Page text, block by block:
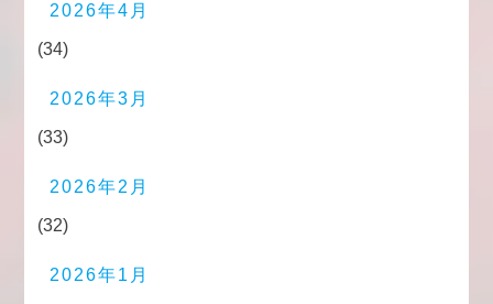
2026年4月
(34)
2026年3月
(33)
2026年2月
(32)
2026年1月